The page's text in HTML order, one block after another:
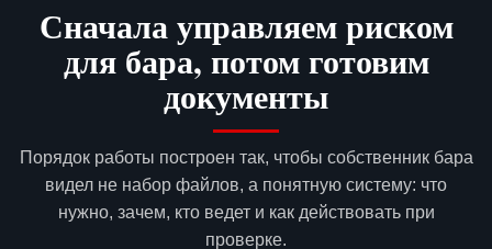
Сначала управляем риском
для бара, потом готовим
документы
Порядок работы построен так, чтобы собственник бара
видел не набор файлов, а понятную систему: что
нужно, зачем, кто ведет и как действовать при
проверке.